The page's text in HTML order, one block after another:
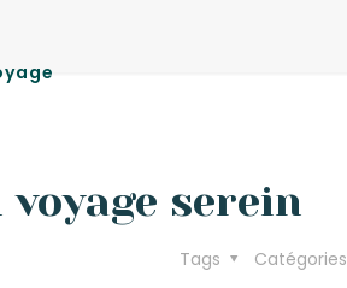
serein
Catégories
Tags